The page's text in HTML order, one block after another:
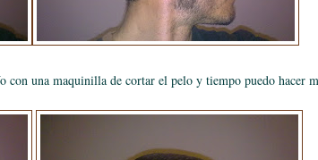
con una maquinilla de cortar el pelo y tiempo puedo hacer